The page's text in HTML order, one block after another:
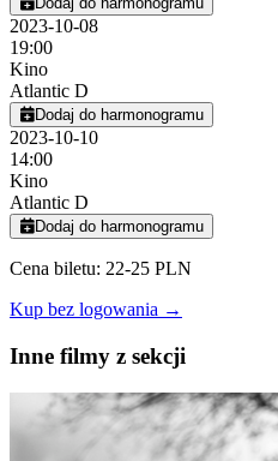
2023-10-08
19:00
Kino
Atlantic D
Dodaj do harmonogramu
2023-10-10
14:00
Kino
Atlantic D
Dodaj do harmonogramu
Cena biletu: 22-25 PLN
Kup bez logowania →
Inne filmy z sekcji